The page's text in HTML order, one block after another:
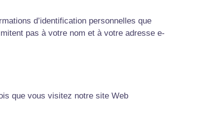
d’identification personnelles que
pas à votre nom et à votre adresse e-
que vous visitez notre site Web